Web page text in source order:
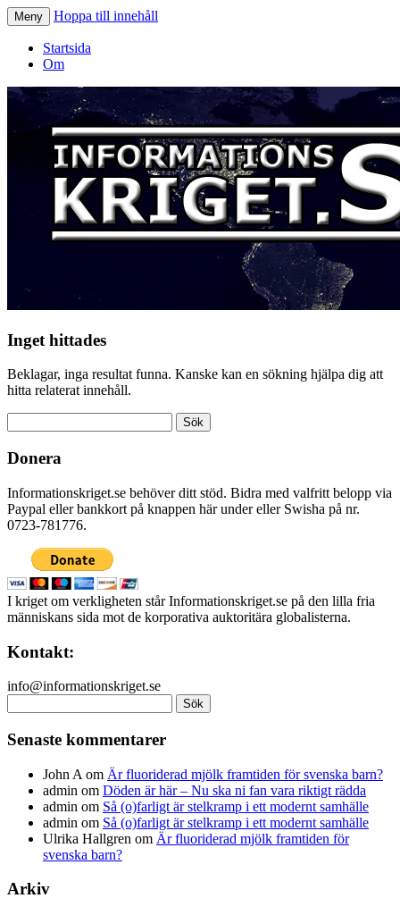
Informationskriget.se
Meny Hoppa till innehåll
Startsida
Om
Inget hittades
Beklagar, inga resultat funna. Kanske kan en sökning hjälpa dig att
hitta relaterat innehåll.
efter:
Donera
Informationskriget.se behöver ditt stöd. Bidra med valfritt belopp via
Paypal eller bankkort på knappen här under eller Swisha på nr.
0723-781776.
I kriget om verkligheten står Informationskriget.se på den lilla fria
människans sida mot de korporativa auktoritära globalisterna.
Kontakt:
info@informationskriget.se
efter:
Senaste kommentarer
John A om Är fluoriderad mjölk framtiden för svenska barn?
admin om Döden är här – Nu ska ni fan vara riktigt rädda
admin om Så (o)farligt är stelkramp i ett modernt samhälle
admin om Så (o)farligt är stelkramp i ett modernt samhälle
Ulrika Hallgren om Är fluoriderad mjölk framtiden för
svenska barn?
Arkiv